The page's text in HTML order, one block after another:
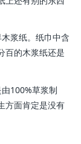
木浆纸。纸巾中含
百的木浆纸还是
100%草浆制
定是没有